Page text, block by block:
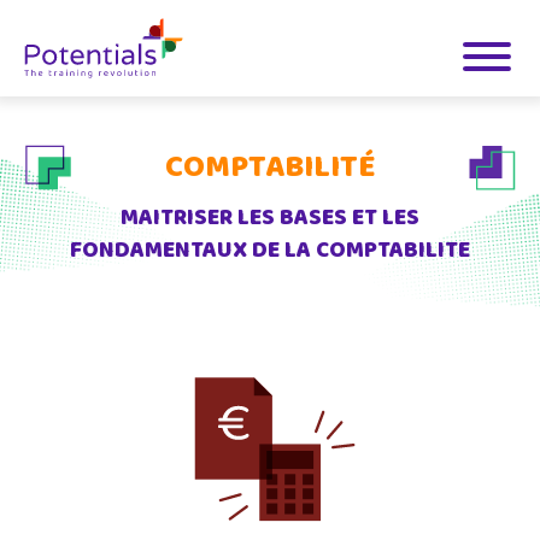
COMPTABILITÉ
MAITRISER LES BASES ET LES
FONDAMENTAUX DE LA COMPTABILITE